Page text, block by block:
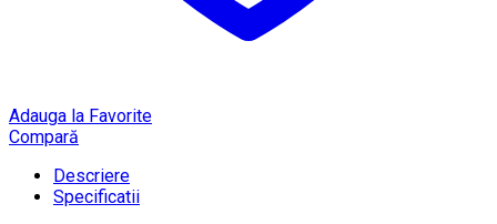
Adauga la Favorite
Compară
Descriere
Specificatii